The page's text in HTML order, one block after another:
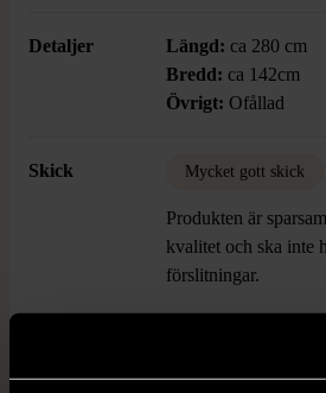
Detaljer Längd: ca 280 cm
Bredd: ca 142cm
Övrigt: Ofållad
Skick Mycket gott skick
Produkten är
kvalitet och ska inte
förslitningar.